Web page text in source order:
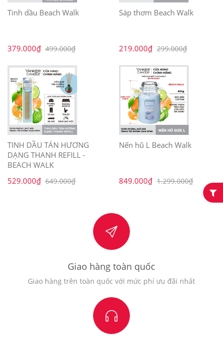
Tinh dầu Beach Walk
379.000₫ 499.000₫
Sáp thơm Beach Walk
219.000₫ 299.000₫
TINH DẦU TÁN HƯƠNG
DẠNG THANH REFILL -
BEACH WALK
529.000₫ 649.000₫
Nến hũ L Beach Walk
849.000₫ 1.299.000₫
Giao hàng toàn quốc
Giao hàng trên toàn quốc với mức phí ưu đãi nhất